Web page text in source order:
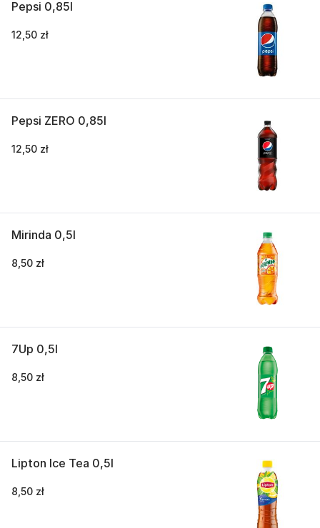
Pepsi 0,85l
12,50 zł
Pepsi ZERO 0,85l
12,50 zł
Mirinda 0,5l
8,50 zł
7Up 0,5l
8,50 zł
Lipton Ice Tea 0,5l
8,50 zł